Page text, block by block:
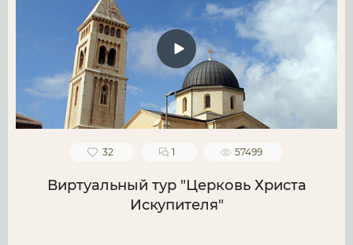
32 1 57499
Виртуальный тур "Церковь Христа
Искупителя"